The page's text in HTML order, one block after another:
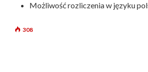
Możliwość rozliczenia w języku
308